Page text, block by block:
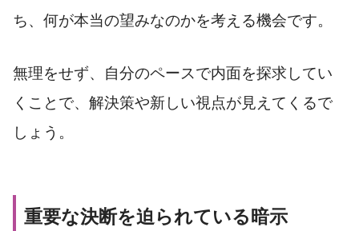
ち、何が本当の望みなのかを考える機会です。
無理をせず、自分のペースで内面を探求してい
くことで、解決策や新しい視点が見えてくるで
しょう。
重要な決断を迫られている暗示